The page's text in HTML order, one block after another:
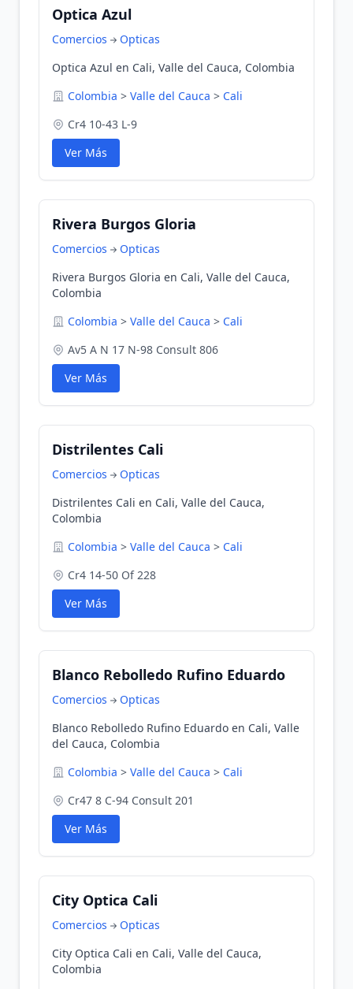
Optica Azul
Comercios
Opticas
Optica Azul en Cali, Valle del Cauca, Colombia
Colombia > Valle del Cauca > Cali
Cr4 10-43 L-9
Ver Más
Rivera Burgos Gloria
Comercios
Opticas
Rivera Burgos Gloria en Cali, Valle del Cauca,
Colombia
Colombia > Valle del Cauca > Cali
Av5 A N 17 N-98 Consult 806
Ver Más
Distrilentes Cali
Comercios
Opticas
Distrilentes Cali en Cali, Valle del Cauca,
Colombia
Colombia > Valle del Cauca > Cali
Cr4 14-50 Of 228
Ver Más
Blanco Rebolledo Rufino Eduardo
Comercios
Opticas
Blanco Rebolledo Rufino Eduardo en Cali, Valle
del Cauca, Colombia
Colombia > Valle del Cauca > Cali
Cr47 8 C-94 Consult 201
Ver Más
City Optica Cali
Comercios
Opticas
City Optica Cali en Cali, Valle del Cauca,
Colombia